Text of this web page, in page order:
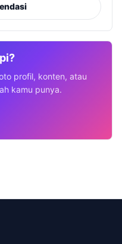
profil, konten, atau
kamu punya.